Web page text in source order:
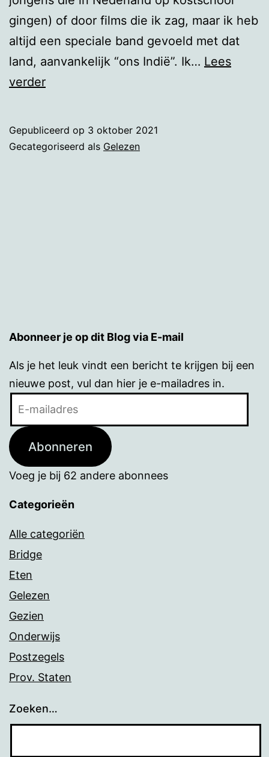
gingen) of door films die ik zag, maar ik heb
altijd een speciale band gevoeld met dat
land, aanvankelijk “ons Indië”. Ik… Lees
verderRevolusi
Gepubliceerd op 3 oktober 2021
Gecategoriseerd als Gelezen
Abonneer je op dit Blog via E-mail
Als je het leuk vindt een bericht te krijgen bij een
nieuwe post, vul dan hier je e-mailadres in.
Abonneren
Voeg je bij 62 andere abonnees
Categorieën
Alle categoriën
Bridge
Eten
Gelezen
Gezien
Onderwijs
Postzegels
Prov. Staten
Zoeken…